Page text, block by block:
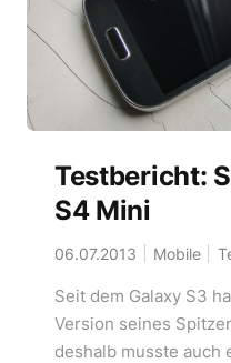
Testbericht:
S4 Mini
06.07.2013 Mobile
Seit dem Galaxy S3
Version seines
deshalb musste auch